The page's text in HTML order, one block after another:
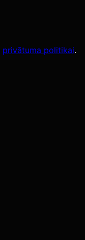
privātuma politikai.